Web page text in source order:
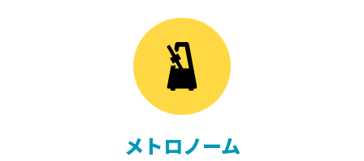
メトロノーム